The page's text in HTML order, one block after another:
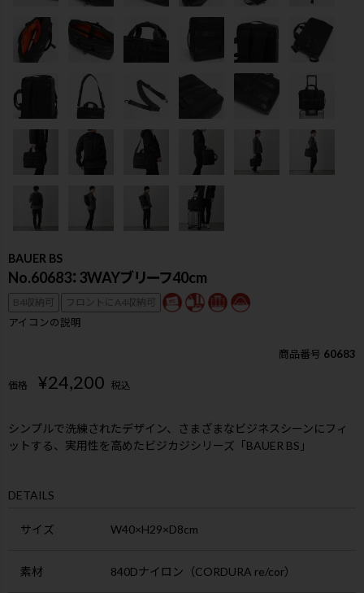
BAUER BS
No.60683：3WAYブリーフ40cm
B4収納可
フロントにA4収納可
アイコンの説明
商品番号 60683
価格 ¥24,200 税込
シンプルで洗練されたデザイン、さまざまなビジネスシーンにフィ
ットする、実用性を高めたビジカジシリーズ「BAUER BS」
DETAILS
サイズ W40×H29×D8cm
素材 840Dナイロン（CORDURA re/cor）